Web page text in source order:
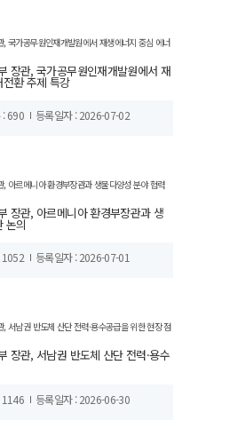
장관, 국가공무원인재개발원에서 재
환 주제 특강
: 690 등록일자 : 2026-07-02
장관, 아르메니아 환경부장관과 생
논의
1052 등록일자 : 2026-07-01
장관, 서남권 반도체 산단 전력·용수
1146 등록일자 : 2026-06-30